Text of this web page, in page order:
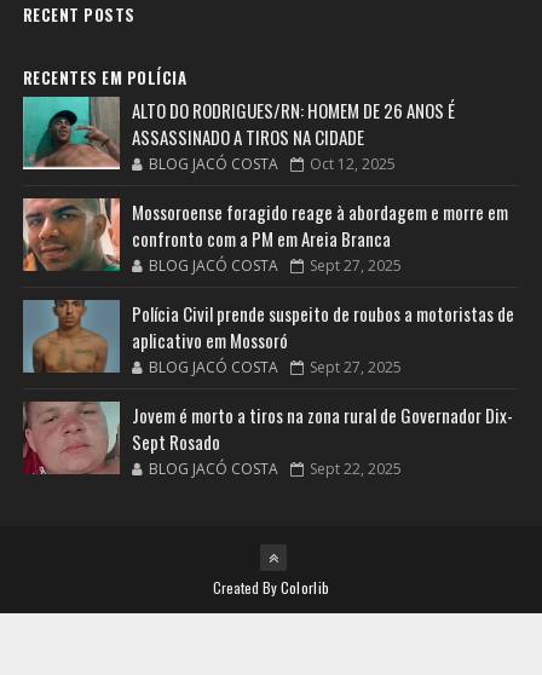
RECENT POSTS
RECENTES EM POLÍCIA
ALTO DO RODRIGUES/RN: HOMEM DE 26 ANOS É
ASSASSINADO A TIROS NA CIDADE
BLOG JACÓ COSTA Oct 12, 2025
Mossoroense foragido reage à abordagem e morre em
confronto com a PM em Areia Branca
BLOG JACÓ COSTA Sept 27, 2025
Polícia Civil prende suspeito de roubos a motoristas de
aplicativo em Mossoró
BLOG JACÓ COSTA Sept 27, 2025
Jovem é morto a tiros na zona rural de Governador Dix-
Sept Rosado
BLOG JACÓ COSTA Sept 22, 2025
Created ByColorlib